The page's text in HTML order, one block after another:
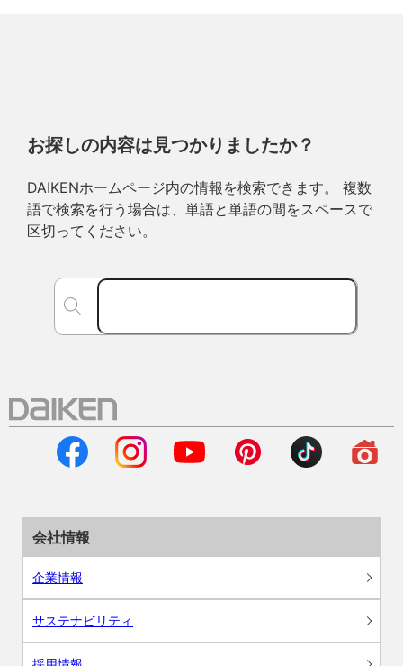
お探しの内容は見つかりましたか？
DAIKENホームページ内の情報を検索できます。 複数
語で検索を行う場合は、単語と単語の間をスペースで
区切ってください。
会社情報
企業情報
サステナビリティ